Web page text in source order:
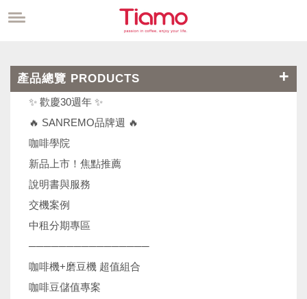
產品總覽 PRODUCTS
✨ 歡慶30週年 ✨
🔥 SANREMO品牌週 🔥
咖啡學院
新品上市！焦點推薦
說明書與服務
交機案例
中租分期專區
────────────────
咖啡機+磨豆機 超值組合
咖啡豆儲值專案